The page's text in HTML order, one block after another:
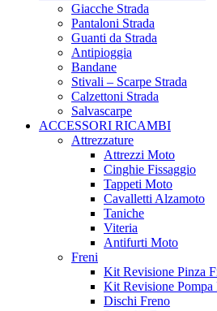
Giacche Strada
Pantaloni Strada
Guanti da Strada
Antipioggia
Bandane
Stivali – Scarpe Strada
Calzettoni Strada
Salvascarpe
ACCESSORI RICAMBI
Attrezzature
Attrezzi Moto
Cinghie Fissaggio
Tappeti Moto
Cavalletti Alzamoto
Taniche
Viteria
Antifurti Moto
Freni
Kit Revisione Pinza
Kit Revisione Pompa
Dischi Freno